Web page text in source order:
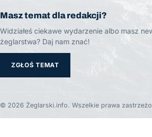
Masz temat dla redakcji?
Widziałeś ciekawe wydarzenie albo masz
żeglarstwa? Daj nam znać!
ZGŁOŚ TEMAT
© 2026 Żeglarski.info. Wszelkie prawa